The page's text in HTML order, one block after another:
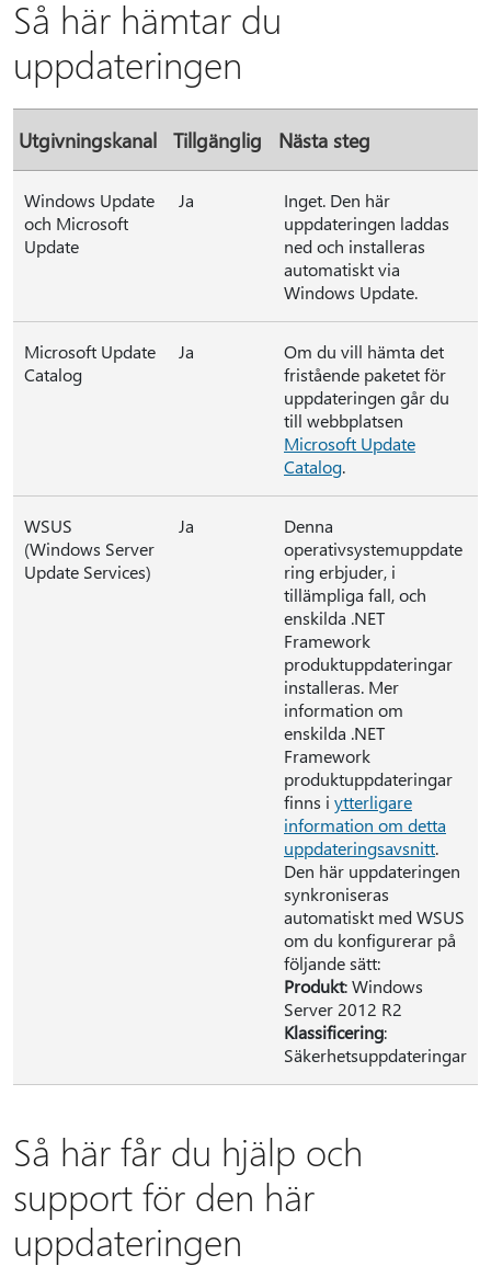
Så här hämtar du
uppdateringen
Utgivningskanal Tillgänglig Nästa steg
Windows Update
och Microsoft
Update
Ja
Inget. Den här
uppdateringen laddas
ned och installeras
automatiskt via
Windows Update.
Microsoft Update
Catalog
Ja
Om du vill hämta det
fristående paketet för
uppdateringen går du
till webbplatsen
Microsoft Update
Catalog.
WSUS
(Windows Server
Update Services)
Ja
Denna
operativsystemuppdate
ring erbjuder, i
tillämpliga fall, och
enskilda .NET
Framework
produktuppdateringar
installeras. Mer
information om
enskilda .NET
Framework
produktuppdateringar
finns i ytterligare
information om detta
uppdateringsavsnitt.
Den här uppdateringen
synkroniseras
automatiskt med WSUS
om du konfigurerar på
följande sätt:
Produkt: Windows
Server 2012 R2
Klassificering:
Säkerhetsuppdateringar
Så här får du hjälp och
support för den här
uppdateringen